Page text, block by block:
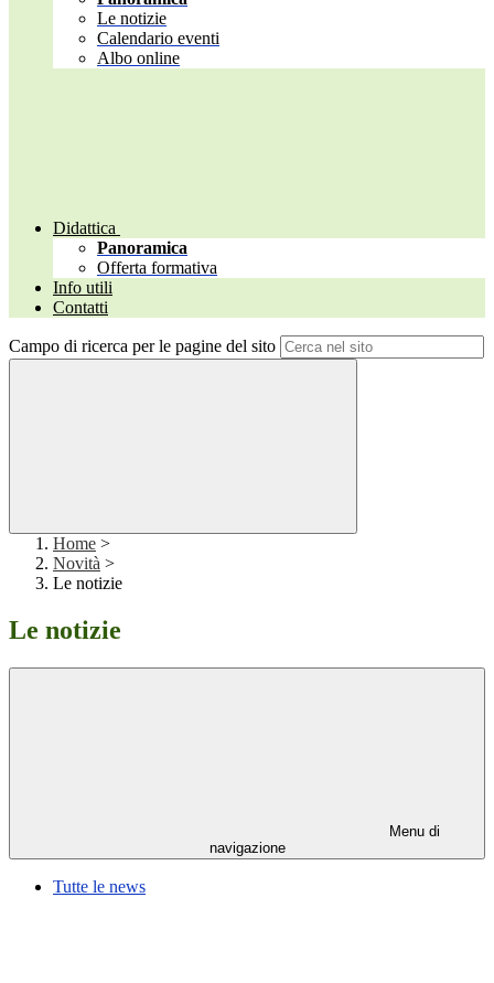
Le notizie
Calendario eventi
Albo online
Didattica
Panoramica
Offerta formativa
Info utili
Contatti
Campo di ricerca per le pagine del sito
Home >
Novità >
Le notizie
Le notizie
Menu di
navigazione
Tutte le news